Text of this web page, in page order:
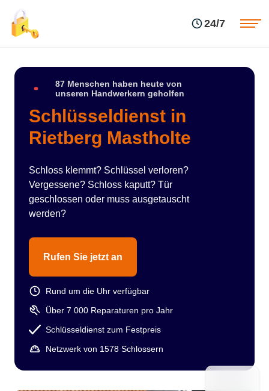
24/7
87 Menschen haben heute von
unseren Handwerkern geholfen
Schlüsseldienst in
Rietberg Mastholte
Schloss klemmt? Schlüssel verloren?
Vergessene? Schloss kaputt? Tür
geschlossen oder muss ausgetauscht
werden?
Rufen Sie jetzt an
Rund um die Uhr verfügbar
Über 7 000 Reparaturen pro Jahr
Schlüsseldienst zum Festpreis
Netzwerk von 1578 Schlossern